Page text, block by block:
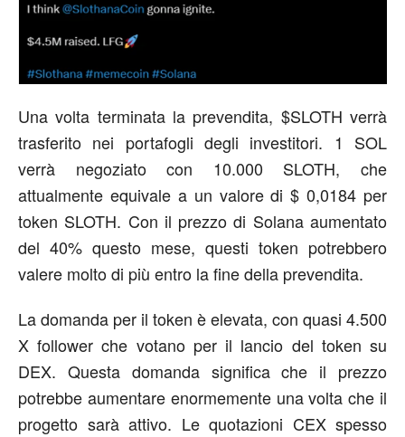
Una volta terminata la prevendita, $SLOTH verrà
trasferito nei portafogli degli investitori. 1 SOL
verrà negoziato con 10.000 SLOTH, che
attualmente equivale a un valore di $ 0,0184 per
token SLOTH. Con il prezzo di Solana aumentato
del 40% questo mese, questi token potrebbero
valere molto di più entro la fine della prevendita.
La domanda per il token è elevata, con quasi 4.500
X follower che votano per il lancio del token su
DEX. Questa domanda significa che il prezzo
potrebbe aumentare enormemente una volta che il
progetto sarà attivo. Le quotazioni CEX spesso